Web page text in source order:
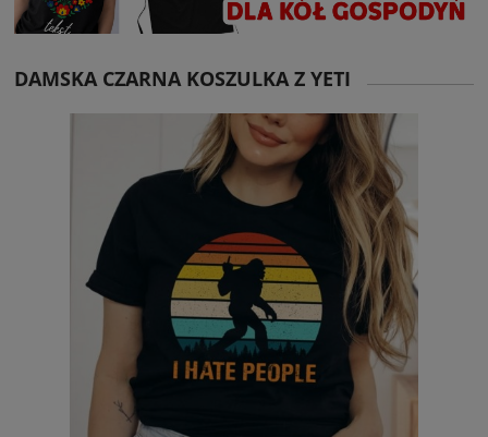
DAMSKA CZARNA KOSZULKA Z YETI